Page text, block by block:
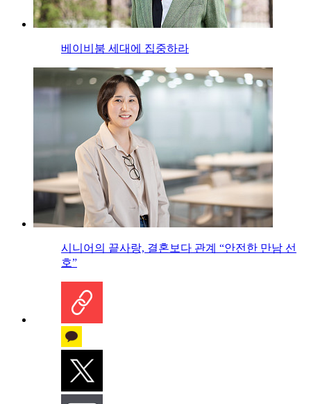
베이비붐 세대에 집중하라
시니어의 끝사랑, 결혼보다 관계 “안전한 만남 선
호”